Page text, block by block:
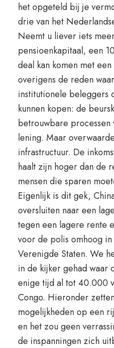
het opgeteld bij je
drie van het
Neemt u liever iets
pensioenkapitaal, een
deal kan komen met
overigens de reden
institutionele beleggers
kunnen kopen: de
betrouwbare processen
lening. Maar
infrastructuur. De
haalt zijn hoger dan de
mensen die sparen
Eigenlijk is dit gek,
oversluiten naar een
tegen een lagere rente
voor de polis omhoog
Verenigde Staten. We
in de kijker gehad waar
enige tijd al tot 40.000
Congo. Hieronder
mogelijkheden op een
en het zou geen
de inspanningen zich